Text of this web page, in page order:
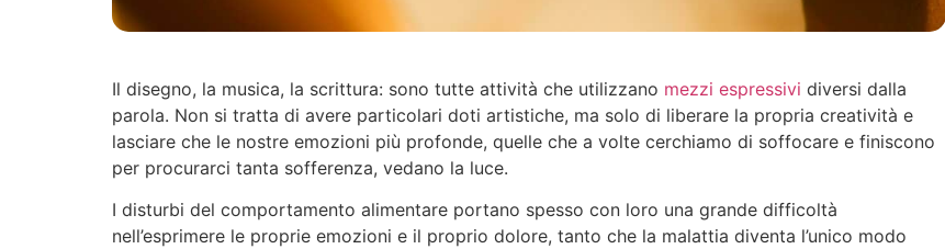
Il disegno, la musica, la scrittura: sono tutte attività che utilizzano mezzi espressivi diversi dalla
parola. Non si tratta di avere particolari doti artistiche, ma solo di liberare la propria creatività e
lasciare che le nostre emozioni più profonde, quelle che a volte cerchiamo di soffocare e finiscono
per procurarci tanta sofferenza, vedano la luce.
I disturbi del comportamento alimentare portano spesso con loro una grande difficoltà
nell’esprimere le proprie emozioni e il proprio dolore, tanto che la malattia diventa l’unico modo